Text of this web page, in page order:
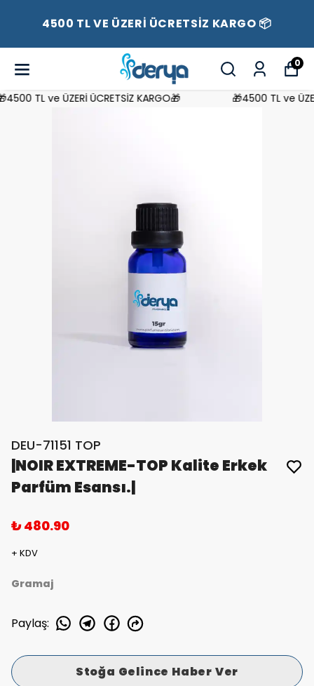
4500 TL VE ÜZERİ ÜCRETSİZ KARGO 📦
0
TL ve ÜZERİ ÜCRETSİZ KARGO🎁 🎁4500 TL ve
DEU-71151 TOP
|NOIR EXTREME-TOP Kalite Erkek
Parfüm Esansı.|
₺ 480.90
+ KDV
Gramaj
Paylaş:
Stoğa Gelince Haber Ver